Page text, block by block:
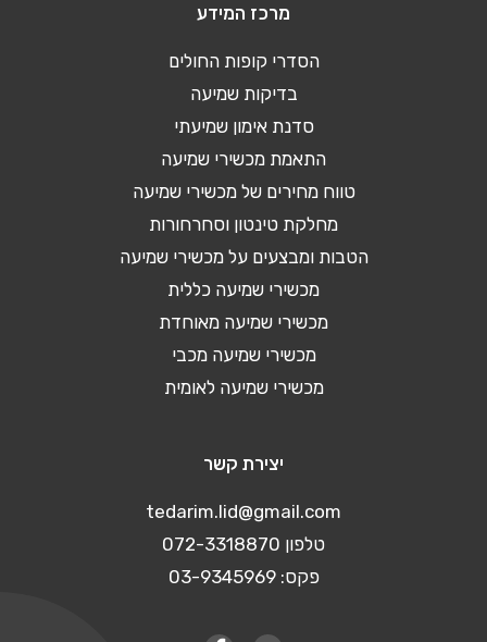
מרכז המידע
הסדרי קופות החולים
בדיקות שמיעה
סדנת אימון שמיעתי
התאמת מכשירי שמיעה
טווח מחירים של מכשירי שמיעה
מחלקת טינטון וסחרחורות
הטבות ומבצעים על מכשירי שמיעה
מכשירי שמיעה כללית
מכשירי שמיעה מאוחדת
מכשירי שמיעה מכבי
מכשירי שמיעה לאומית
יצירת קשר
tedarim.lid@gmail.com
טלפון 072-3318870
פקס: 03-9345969